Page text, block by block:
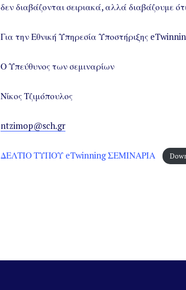
δεν διαβάζονται σειριακά, αλλά διαβάζουμε
Για την Εθνική Υπηρεσία Υποστήριξης
Ο Υπεύθυνος των σεμιναρίων
Νίκος Τζιμόπουλος
ntzimop@sch.gr
ΔΕΛΤΙΟ ΤΥΠΟΥ eTwinning ΣΕΜΙΝΑΡΙΑ